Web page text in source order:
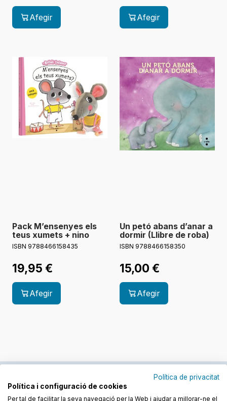
Afegir Afegir
Pack M’ensenyes els
teus xumets + nino
ISBN 9788466158435
19,95 €
Afegir
Un petó abans d’anar a
dormir (Llibre de roba)
ISBN 9788466158350
15,00 €
Afegir
Política de privacitat
Política i configuració de cookies
Per tal de facilitar la seva navegació per la Web i ajudar a millorar-ne el